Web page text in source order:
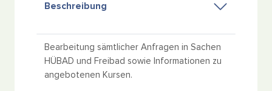
Beschreibung
Bearbeitung sämtlicher Anfragen in Sachen
HÜBAD und Freibad sowie Informationen zu
angebotenen Kursen.